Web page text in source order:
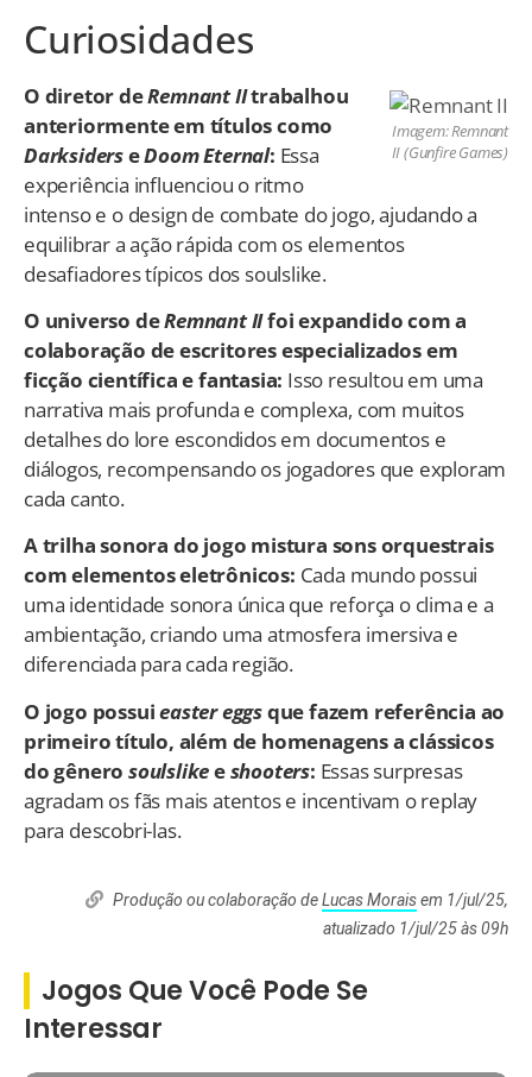
Curiosidades
Imagem: Remnant
II (Gunfire Games)
O diretor deRemnant IItrabalhou
anteriormente em títulos como
DarksiderseDoom Eternal: Essa
experiência influenciou o ritmo
intenso e o design de combate do jogo, ajudando a
equilibrar a ação rápida com os elementos
desafiadores típicos dos soulslike.
O universo deRemnant IIfoi expandido com a
colaboração de escritores especializados em
ficção científica e fantasia: Isso resultou em uma
narrativa mais profunda e complexa, com muitos
detalhes do lore escondidos em documentos e
diálogos, recompensando os jogadores que exploram
cada canto.
A trilha sonora do jogo mistura sons orquestrais
com elementos eletrônicos: Cada mundo possui
uma identidade sonora única que reforça o clima e a
ambientação, criando uma atmosfera imersiva e
diferenciada para cada região.
O jogo possuieaster eggsque fazem referência ao
primeiro título, além de homenagens a clássicos
do gênerosoulslikeeshooters: Essas surpresas
agradam os fãs mais atentos e incentivam o replay
para descobri-las.
Produção ou colaboração deLucas Moraisem 1/jul/25,
atualizado 1/jul/25 às 09h
Jogos Que Você Pode Se
Interessar